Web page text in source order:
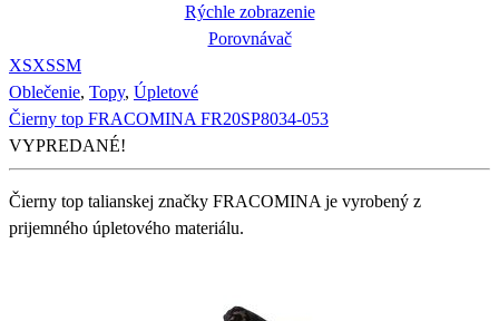
Rýchle zobrazenie
Porovnávač
XSXSSM
Oblečenie, Topy, Úpletové
Čierny top FRACOMINA FR20SP8034-053
VYPREDANÉ!
Čierny top talianskej značky FRACOMINA je vyrobený z
prijemného úpletového materiálu.